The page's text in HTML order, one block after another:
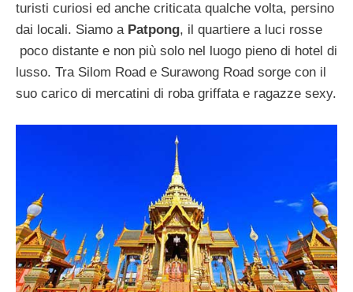
turisti curiosi ed anche criticata qualche volta, persino
dai locali. Siamo a Patpong, il quartiere a luci rosse
poco distante e non più solo nel luogo pieno di hotel di
lusso. Tra Silom Road e Surawong Road sorge con il
suo carico di mercatini di roba griffata e ragazze sexy.